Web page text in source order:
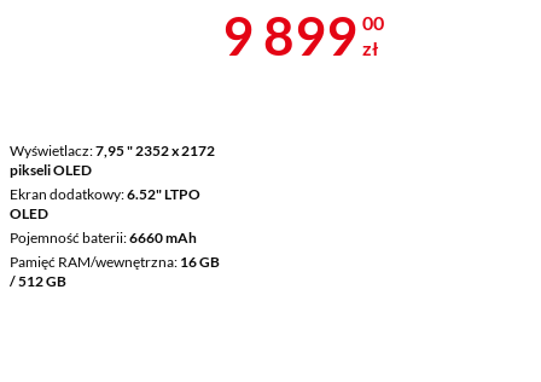
Wyświetlacz 7,95 " 2352 x 2172
pikseli OLED
Ekran dodatkowy 6.52" LTPO
OLED
Pojemność baterii 6660 mAh
Pamięć RAM/wewnętrzna 16 GB
/ 512 GB
Cena 9 899 zł
9 899 00
zł